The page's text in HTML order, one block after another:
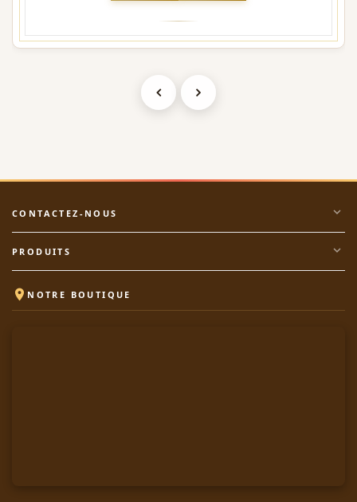
CONTACTEZ-NOUS expand_more
PRODUITS expand_more
 NOTRE BOUTIQUE